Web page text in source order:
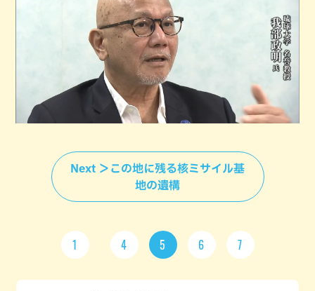
Next ＞この地に残る核ミサイル基
地の遺構
1 4 5 6 7